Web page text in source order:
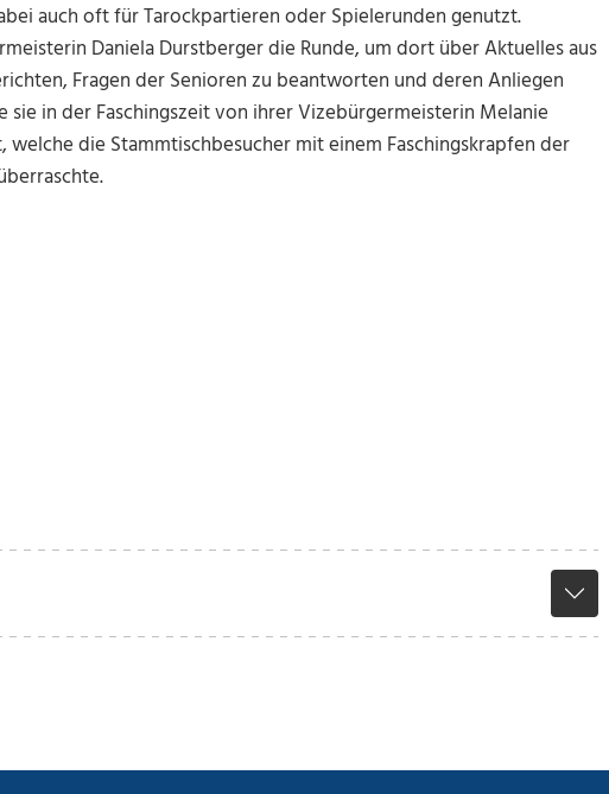
auch oft für Tarockpartieren oder Spielerunden genutzt.
Daniela Durstberger die Runde, um dort über Aktuelles aus
Fragen der Senioren zu beantworten und deren Anliegen
in der Faschingszeit von ihrer Vizebürgermeisterin Melanie
die Stammtischbesucher mit einem Faschingskrapfen der